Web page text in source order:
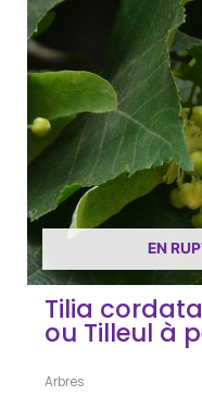
EN
Tilia
ou Tilleul à
Arbres